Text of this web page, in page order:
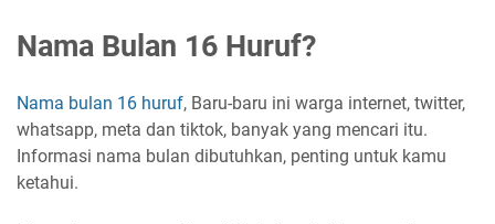
Nama Bulan 16 Huruf?
Nama bulan 16 huruf, Baru-baru ini warga internet, twitter,
whatsapp, meta dan tiktok, banyak yang mencari itu.
Informasi nama bulan dibutuhkan, penting untuk kamu
ketahui.